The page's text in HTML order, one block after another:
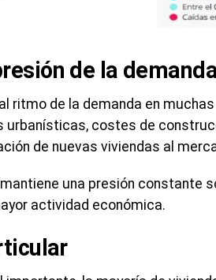
de la
ritmo de la demanda en
urbanísticas, costes de
de nuevas viviendas al
una presión constante
actividad económica.